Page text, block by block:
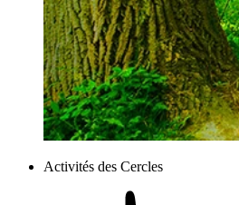
Activités des Cercles